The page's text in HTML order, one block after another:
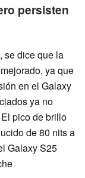
persisten
se dice que la
ya que
en el Galaxy
ya no
pico de brillo
de 80 nits a
Galaxy S25